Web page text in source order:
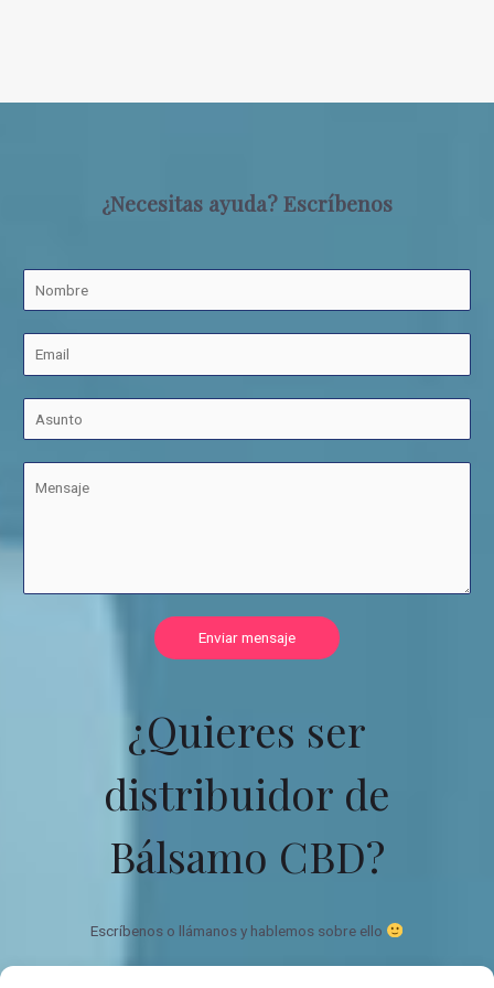
¿Necesitas ayuda? Escríbenos
Enviar mensaje
¿Quieres ser
distribuidor de
Bálsamo CBD?
Escríbenos o llámanos y hablemos sobre ello